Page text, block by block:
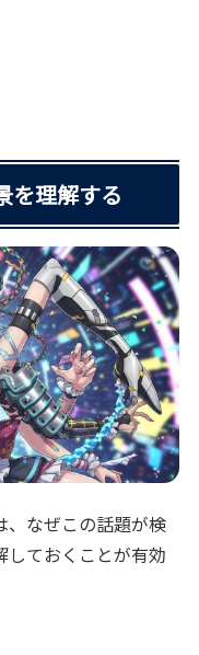
を理解する
、なぜこの話題が検
しておくことが有効